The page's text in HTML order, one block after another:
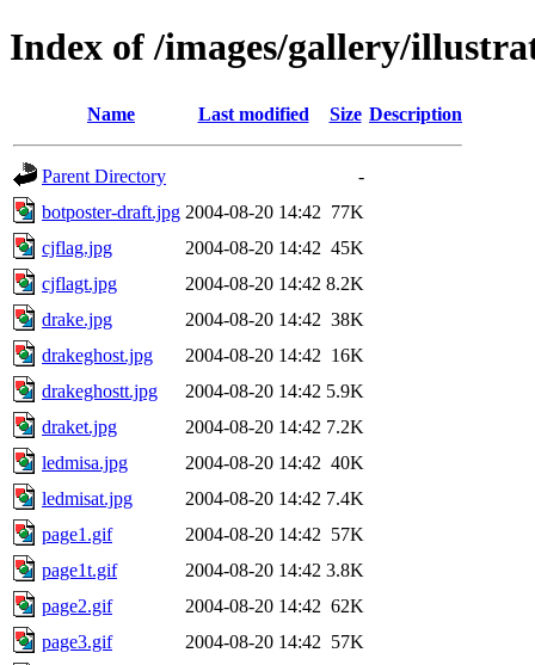
Index of /images/gallery/
Name Last modified Size Description
Parent Directory
-
botposter-draft.jpg 2004-08-20 14:42 77K
cjflag.jpg
2004-08-20 14:42 45K
cjflagt.jpg
2004-08-20 14:42 8.2K
drake.jpg
2004-08-20 14:42 38K
drakeghost.jpg
2004-08-20 14:42 16K
drakeghostt.jpg
2004-08-20 14:42 5.9K
draket.jpg
2004-08-20 14:42 7.2K
ledmisa.jpg
2004-08-20 14:42 40K
ledmisat.jpg
2004-08-20 14:42 7.4K
page1.gif
2004-08-20 14:42 57K
page1t.gif
2004-08-20 14:42 3.8K
page2.gif
2004-08-20 14:42 62K
page3.gif
2004-08-20 14:42 57K